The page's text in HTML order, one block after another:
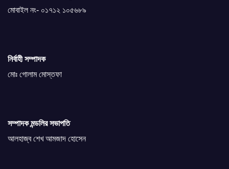
মোবাইল নং- ০১৭১২ ১০৫৬৮৯
নির্বাহী সম্পাদক
মোঃ গোলাম মোস্তফা
সম্পাদক মন্ডলির সভাপতি
আলহাজ্ব শেখ আমজাদ হোসেন